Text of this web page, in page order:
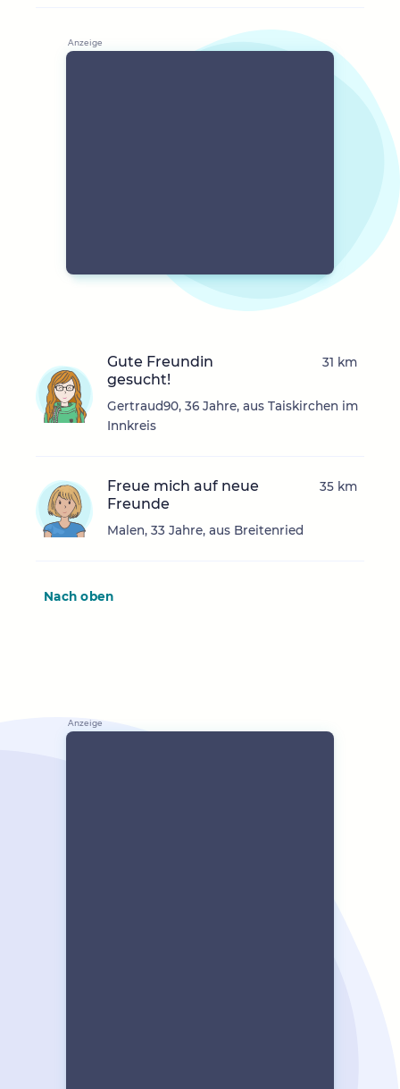
Gute Freundin
gesucht!
Gertraud90, 36 Jahre, aus Taiskirchen im
Innkreis
31 km
Freue mich auf neue
Freunde
Malen, 33 Jahre, aus Breitenried
35 km
Nach oben